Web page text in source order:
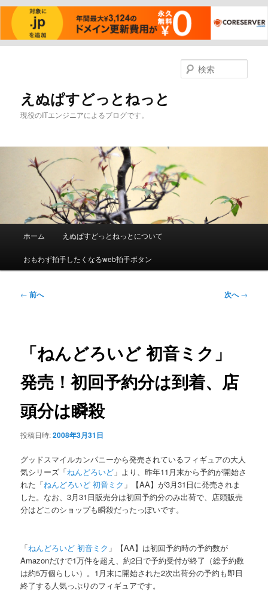
えぬぱすどっとねっと
現役のITエンジニアによるブログです。
索
メ
ホーム えぬぱすどっとねっとについて
おもわず拍手したくなるweb拍手ボタン
投
ョ
ン
← 前へ 次へ→
「ねんどろいど 初音ミク」
発売！初回予約分は到着、店
頭分は瞬殺
投稿日時:2008年3月31日
グッドスマイルカンパニーから発売されているフィギュアの大人
気シリーズ「ねんどろいど 」より、昨年11月末から予約が開始さ
れた「ねんどろいど 初音ミク 」【AA】が3月31日に発売されま
した。なお、3月31日販売分は初回予約分のみ出荷で、店頭販売
分はどこのショップも瞬殺だったっぽいです。
「ねんどろいど 初音ミク 」【AA】は初回予約時の予約数が
Amazonだけで1万件を超え、約2日で予約受付が終了（総予約数
は約5万個らしい）。1月末に開始された2次出荷分の予約も即日
終了する人気っぷりのフィギュアです。